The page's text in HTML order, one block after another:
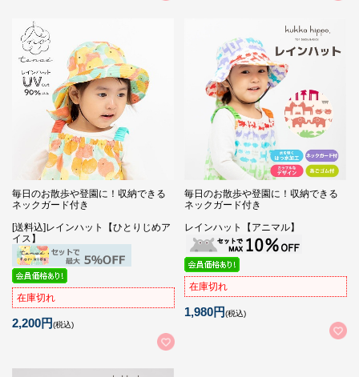
毎日のお散歩や登園に！収納できる
ネックガード付き
[送料込]レインハット【ひとりじめア
イス】
在庫切れ
2,200円(税込)
毎日のお散歩や登園に！収納できる
ネックガード付き
レインハット【アニマル】
在庫切れ
1,980円(税込)